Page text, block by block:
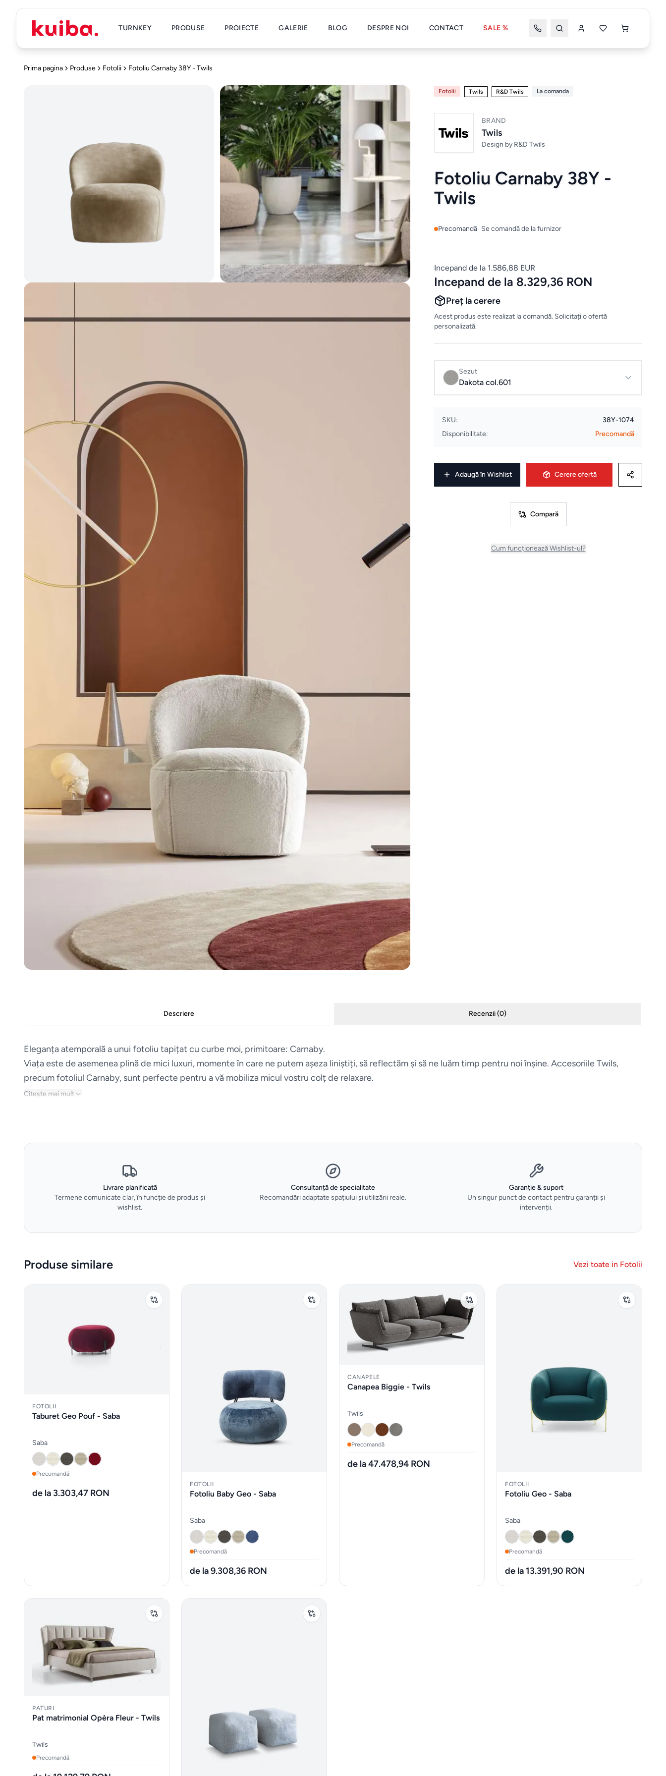
TURNKEY PRODUSE PROIECTE GALERIE BLOG DESPRE NOI CONTACT SALE %
Wishlist Wishlist nou
Prima pagina Produse Fotolii Fotoliu Carnaby 38Y - Twils
Fotolii Twils R&D Twils La comanda
BRAND
Twils
Design by R&D Twils
Fotoliu Carnaby 38Y -
Twils
Precomandă Se comandă de la furnizor
Incepand de la 1.586,88 EUR
Incepand de la 8.329,36 RON
Preț la cerere
Acest produs este realizat la comandă. Solicitați o ofertă
personalizată.
Sezut
Dakota col.601
SKU:
38Y-1074
Disponibilitate:
Precomandă
Adaugă în Wishlist Cerere ofertă
Compară
Cum funcționează Wishlist-ul?
Descriere Recenzii (0)
Eleganța atemporală a unui fotoliu tapițat cu curbe moi, primitoare: Carnaby.
Viața este de asemenea plină de mici luxuri, momente în care ne putem așeza liniștiți, să reflectăm și să ne luăm timp pentru noi înșine. Accesoriile Twils,
precum fotoliul Carnaby, sunt perfecte pentru a vă mobiliza micul vostru colț de relaxare.
Citește mai mult
Livrare planificată
Termene comunicate clar, în funcție de produs și
wishlist.
Consultanță de specialitate
Recomandări adaptate spațiului și utilizării reale.
Garanție & suport
Un singur punct de contact pentru garanții și
intervenții.
Produse similare Vezi toate in Fotolii
FOTOLII
Taburet Geo Pouf - Saba
Saba
Precomandă
de la 3.303,47 RON
FOTOLII
Fotoliu Baby Geo - Saba
Saba
Precomandă
de la 9.308,36 RON
CANAPELE
Canapea Biggie - Twils
Twils
Precomandă
de la 47.478,94 RON
FOTOLII
Fotoliu Geo - Saba
Saba
Precomandă
de la 13.391,90 RON
PATURI
Pat matrimonial Opèra Fleur - Twils
Twils
Precomandă